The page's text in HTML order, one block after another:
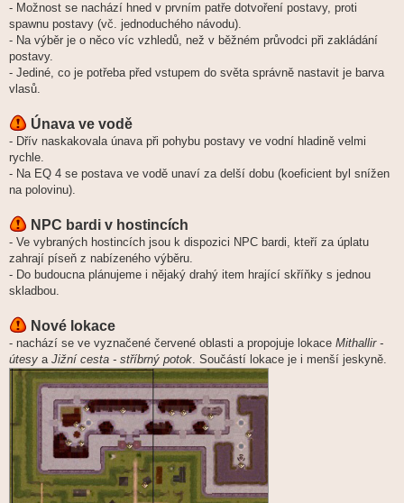
- Možnost se nachází hned v prvním patře dotvoření postavy, proti
spawnu postavy (vč. jednoduchého návodu).
- Na výběr je o něco víc vzhledů, než v běžném průvodci při zakládání
postavy.
- Jediné, co je potřeba před vstupem do světa správně nastavit je barva
vlasů.
Únava ve vodě
- Dřív naskakovala únava při pohybu postavy ve vodní hladině velmi
rychle.
- Na EQ 4 se postava ve vodě unaví za delší dobu (koeficient byl snížen
na polovinu).
NPC bardi v hostincích
- Ve vybraných hostincích jsou k dispozici NPC bardi, kteří za úplatu
zahrají píseň z nabízeného výběru.
- Do budoucna plánujeme i nějaký drahý item hrající skříňky s jednou
skladbou.
Nové lokace
- nachází se ve vyznačené červené oblasti a propojuje lokace Mithallir -
útesy a Jižní cesta - stříbrný potok. Součástí lokace je i menší jeskyně.